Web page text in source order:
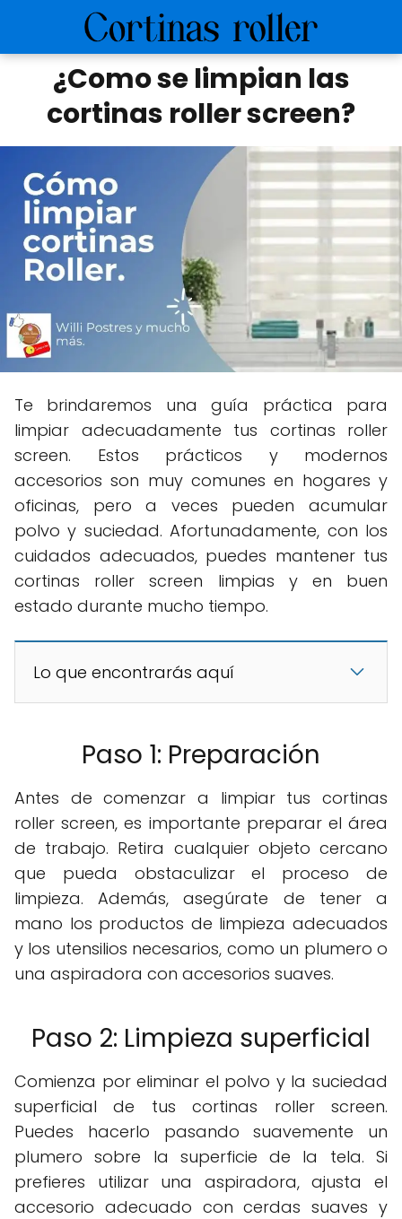
¿Como se limpian las
cortinas roller screen?
Te brindaremos una guía práctica para
limpiar adecuadamente tus cortinas roller
screen. Estos prácticos y modernos
accesorios son muy comunes en hogares y
oficinas, pero a veces pueden acumular
polvo y suciedad. Afortunadamente, con los
cuidados adecuados, puedes mantener tus
cortinas roller screen limpias y en buen
estado durante mucho tiempo.
Lo que encontrarás aquí
Paso 1: Preparación
Antes de comenzar a limpiar tus cortinas
roller screen, es importante preparar el área
de trabajo. Retira cualquier objeto cercano
que pueda obstaculizar el proceso de
limpieza. Además, asegúrate de tener a
mano los productos de limpieza adecuados
y los utensilios necesarios, como un plumero o
una aspiradora con accesorios suaves.
Paso 2: Limpieza superficial
Comienza por eliminar el polvo y la suciedad
superficial de tus cortinas roller screen.
Puedes hacerlo pasando suavemente un
plumero sobre la superficie de la tela. Si
prefieres utilizar una aspiradora, ajusta el
accesorio adecuado con cerdas suaves y